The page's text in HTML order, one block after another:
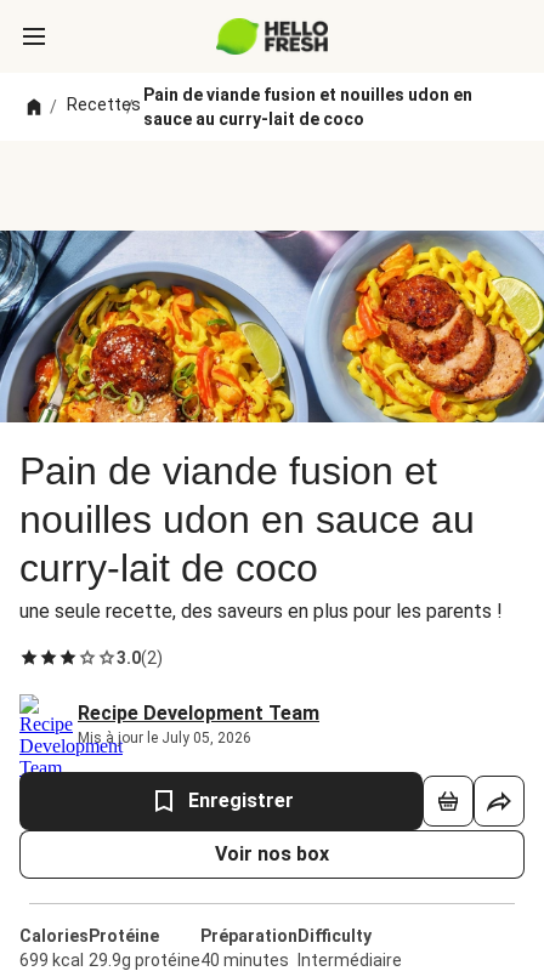
/ Recettes
/
Pain de viande fusion et nouilles udon en
sauce au curry-lait de coco
Pain de viande fusion et
nouilles udon en sauce au
curry-lait de coco
une seule recette, des saveurs en plus pour les parents !
3.0(2)
Recipe Development Team
Mis à jour le July 05, 2026
Enregistrer
Voir nos box
Calories
699 kcal
Protéine
29.9g protéine
Préparation
40 minutes
Difficulty
Intermédiaire